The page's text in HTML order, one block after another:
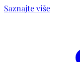
Saznajte više